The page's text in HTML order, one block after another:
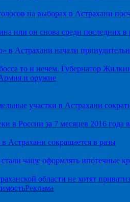
на выборах в Астрахани
или он снова среди последних в
в Астрахани начали
то и нечем. Губернатор
и оружие
участки в Астрахани
в России за 7 месяцев 2016 года
Астрахани сокращается в разы
чаще оформлять ипотечные
области не хотят
Реклама